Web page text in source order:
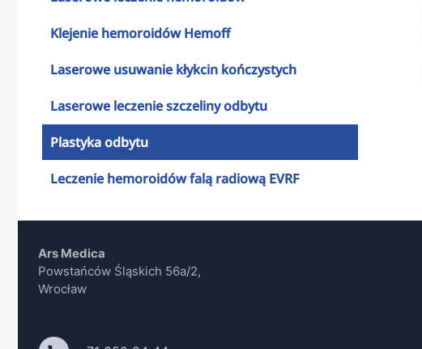
Klejenie hemoroidów Hemoff
Laserowe usuwanie kłykcin kończystych
Laserowe leczenie szczeliny odbytu
Plastyka odbytu
Leczenie hemoroidów falą radiową EVRF
Ars Medica
Powstańców Śląskich 56a/2,
Wrocław